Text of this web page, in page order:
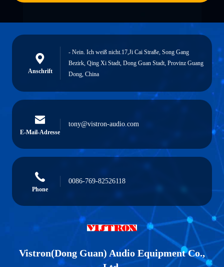
Anschrift
- Nein. Ich weiß nicht.17,Ji Cai Straße, Song Gang
Bezirk, Qing Xi Stadt, Dong Guan Stadt, Provinz Guang
Dong, China
E-Mail-Adresse
tony@vistron-audio.com
Phone
0086-769-82526118
Vistron(Dong Guan) Audio Equipment Co.,